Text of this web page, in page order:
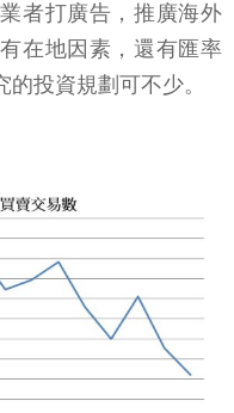
者打廣告，推廣海外
在地因素，還有匯率
投資規劃可不少。